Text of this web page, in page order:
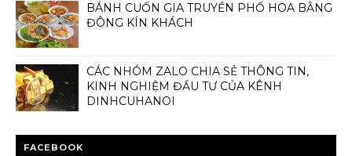
BÁNH CUỐN GIA TRUYỀN PHỐ HOA BẰNG
ĐÔNG KÍN KHÁCH
CÁC NHÓM ZALO CHIA SẺ THÔNG TIN,
KINH NGHIỆM ĐẦU TƯ CỦA KÊNH
DINHCUHANOI
FACEBOOK